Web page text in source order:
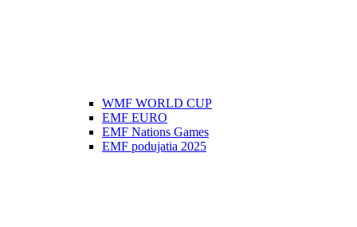
WMF WORLD CUP
EMF EURO
EMF Nations Games
EMF podujatia 2025